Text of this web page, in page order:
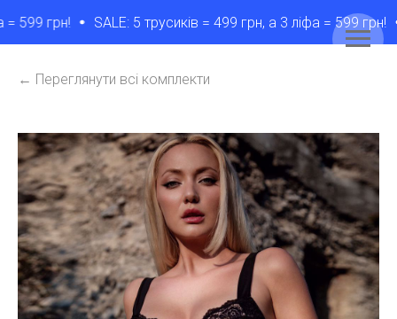
599 грн! SALE: 5 трусикiв = 499 грн, а 3 лiфа = 599 грн!
← Переглянути всі комплекти